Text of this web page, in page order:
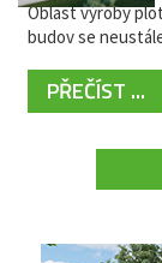
Oblast výroby
budov se
PŘEČÍST ...